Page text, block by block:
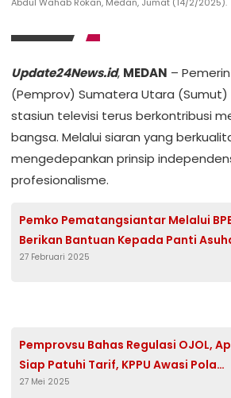
Update24News.id, MEDAN –
(Pemprov) Sumatera Utara
stasiun televisi terus berkontribusi
bangsa. Melalui siaran yang
mengedepankan prinsip
profesionalisme.
Pemko Pematangsiantar Melalui
Berikan Bantuan Kepada Panti
Filadelfia
27 Februari 2025
Pemprovsu Bahas Regulasi OJOL,
Siap Patuhi Tarif, KPPU Awasi Pola
Kemitraan Aplikator dan Driver
27 Mei 2025